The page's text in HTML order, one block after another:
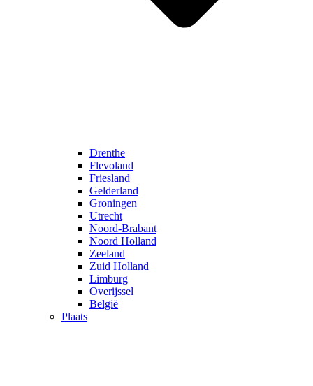
Drenthe
Flevoland
Friesland
Gelderland
Groningen
Utrecht
Noord-Brabant
Noord Holland
Zeeland
Zuid Holland
Limburg
Overijssel
België
Plaats